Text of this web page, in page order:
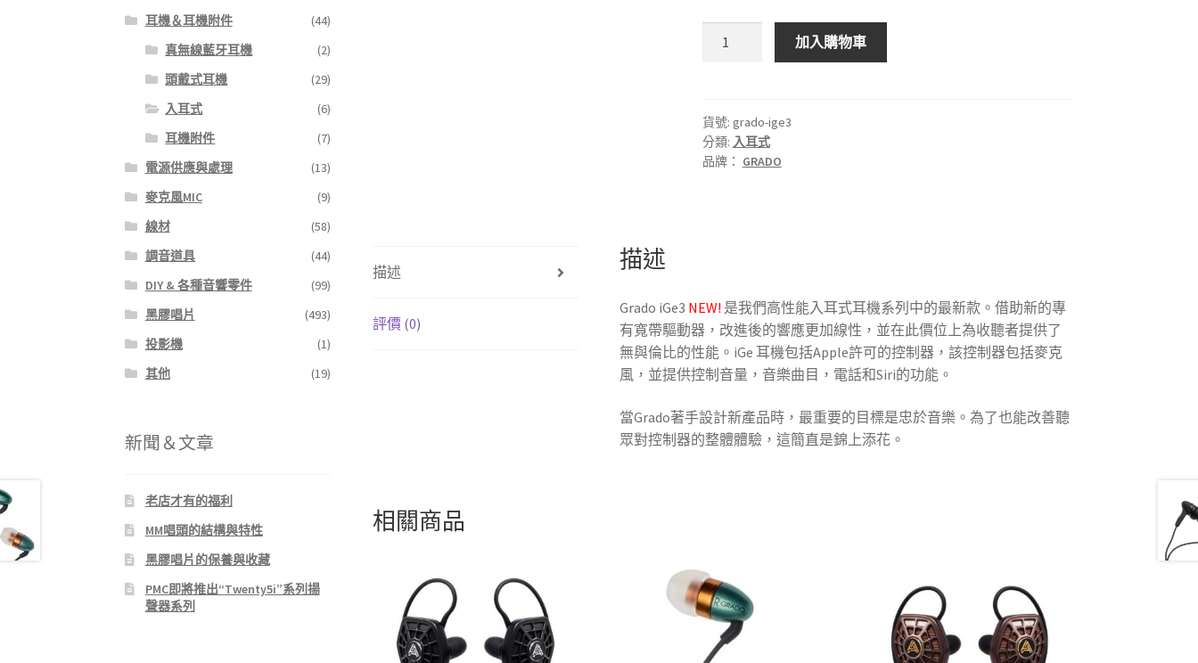
iGe3
NEW!
耳
量
加入購物車
貨號: grado-ige3
分類: 入耳式
品牌： GRADO
描述
評價 (0)
描述
Grado iGe3 NEW! 是我們高性能入耳式耳機系列中的最新款。借助新的專
有寬帶驅動器，改進後的響應更加線性，並在此價位上為收聽者提供了
無與倫比的性能。iGe 耳機包括Apple許可的控制器，該控制器包括麥克
風，並提供控制音量，音樂曲目，電話和Siri的功能。
當Grado著手設計新產品時，最重要的目標是忠於音樂。為了也能改善聽
眾對控制器的整體體驗，這簡直是錦上添花。
相關商品
耳機＆耳機附件
(44)
真無線藍牙耳機
(2)
頭戴式耳機
(29)
入耳式
(6)
耳機附件
(7)
電源供應與處理
(13)
麥克風MIC
(9)
線材
(58)
調音道具
(44)
DIY & 各種音響零件
(99)
黑膠唱片
(493)
投影機
(1)
其他
(19)
新聞＆文章
老店才有的福利
MM唱頭的結構與特性
黑膠唱片的保養與收藏
PMC即將推出“Twenty5i”系列揚
聲器系列